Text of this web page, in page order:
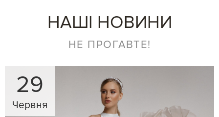
НАШІ НОВИНИ
НЕ ПРОГАВТЕ!
29
Червня